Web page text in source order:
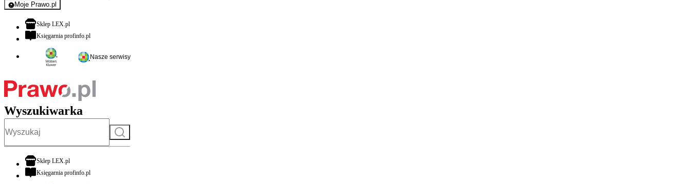
Moje Prawo.pl
- rejestracja i logowanie do serwisu
Sklep LEX.plotwiera się w nowej karcie
Księgarnia profinfo.plotwiera się w nowej karcie
Nasze serwisy
Wyszukiwarka
Szukaj
Sklep LEX.plotwiera się w nowej karcie
Księgarnia profinfo.plotwiera się w nowej karcie